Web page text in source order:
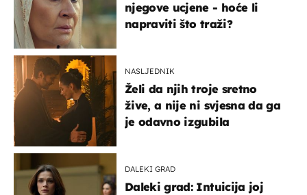
njegove ucjene - hoće li
napraviti što traži?
NASLJEDNIK
Želi da njih troje sretno
žive, a nije ni svjesna da ga
je odavno izgubila
DALEKI GRAD
Daleki grad: Intuicija joj